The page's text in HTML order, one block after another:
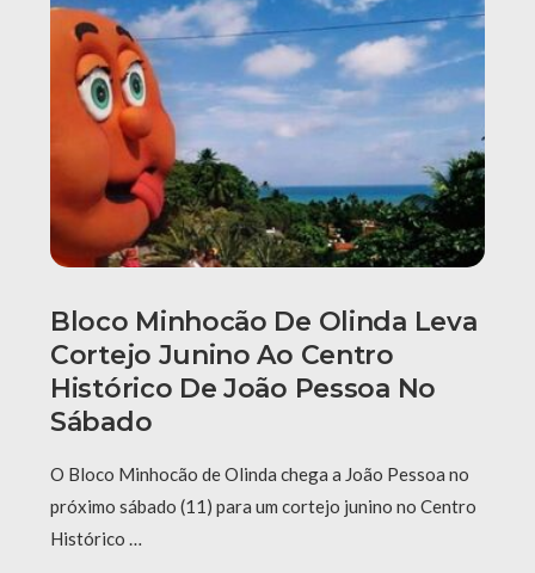
Bloco Minhocão De Olinda Leva
Cortejo Junino Ao Centro
Histórico De João Pessoa No
Sábado
O Bloco Minhocão de Olinda chega a João Pessoa no
próximo sábado (11) para um cortejo junino no Centro
Histórico …